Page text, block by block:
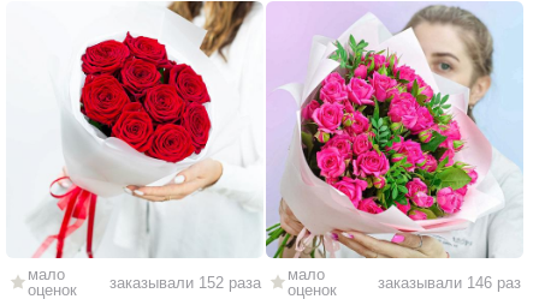
мало
оценок
заказывали 152 раза
мало
оценок
заказывали 146 раз